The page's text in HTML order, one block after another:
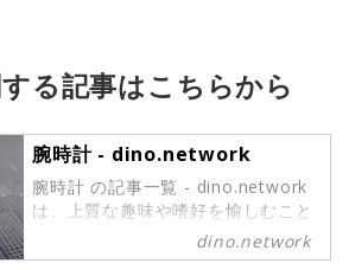
る記事はこちらから
腕時計 - dino.network
腕時計 の記事一覧 - dino.network
は、上質な趣味や嗜好を愉しむこと
ができるパワーピープルのために、
2019年8月1日に創刊されたライフ
dino.network